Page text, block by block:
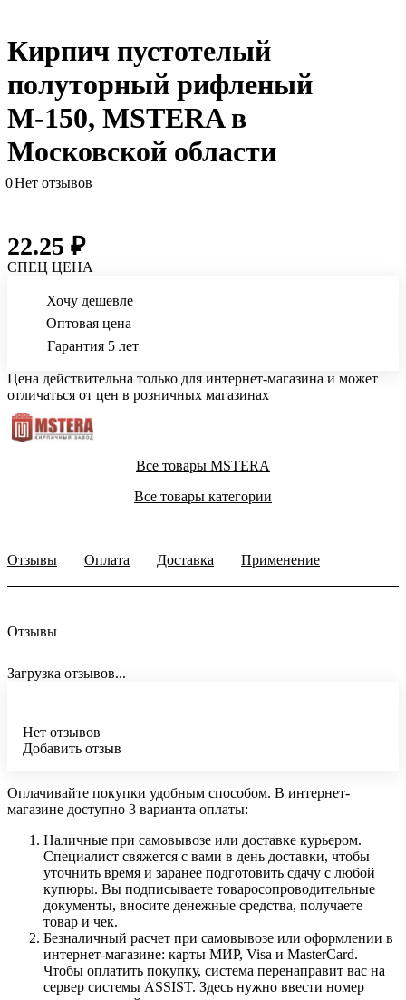
Кирпич пустотелый
полуторный рифленый
М-150, MSTERA в
Московской области
0Нет отзывов
22.25 ₽
СПЕЦ ЦЕНА
Хочу дешевле
Оптовая цена
Гарантия 5 лет
Цена действительна только для интернет-магазина и может
отличаться от цен в розничных магазинах
Все товары MSTERA
Все товары категории
Отзывы Оплата Доставка Применение
Отзывы
Загрузка отзывов...
Нет отзывов
Добавить отзыв
Оплачивайте покупки удобным способом. В интернет-
магазине доступно 3 варианта оплаты:
Наличные при самовывозе или доставке курьером.
Специалист свяжется с вами в день доставки, чтобы
уточнить время и заранее подготовить сдачу с любой
купюры. Вы подписываете товаросопроводительные
документы, вносите денежные средства, получаете
товар и чек.
Безналичный расчет при самовывозе или оформлении в
интернет-магазине: карты МИР, Visa и MasterCard.
Чтобы оплатить покупку, система перенаправит вас на
сервер системы ASSIST. Здесь нужно ввести номер